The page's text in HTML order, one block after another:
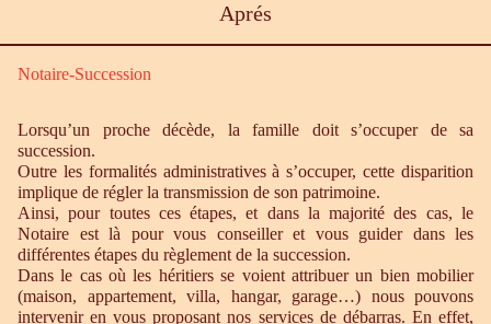
Aprés
Notaire-Succession
Lorsqu’un proche décède, la famille doit s’occuper de sa
succession.
Outre les formalités administratives à s’occuper, cette disparition
implique de régler la transmission de son patrimoine.
Ainsi, pour toutes ces étapes, et dans la majorité des cas, le
Notaire est là pour vous conseiller et vous guider dans les
différentes étapes du règlement de la succession.
Dans le cas où les héritiers se voient attribuer un bien mobilier
(maison, appartement, villa, hangar, garage…) nous pouvons
intervenir en vous proposant nos services de débarras. En effet,